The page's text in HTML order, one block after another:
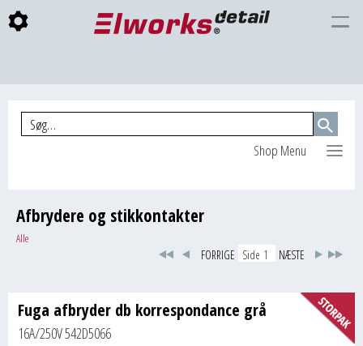
Shop Menu
Afbrydere og stikkontakter
Alle
FORRIGE NÆSTE
Fuga afbryder db korrespondance grå
16A/250V 542D5066